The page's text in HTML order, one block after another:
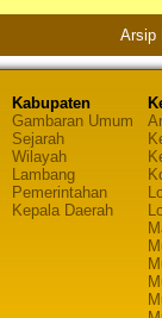
Arsip
Kabupaten
Gambaran Umum
Sejarah
Wilayah
Lambang
Pemerintahan
Kepala Daerah